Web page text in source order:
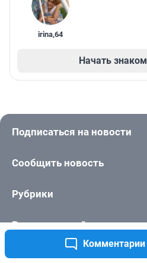
Комментарии
irina,64
Начать
Подписаться на новости
Сообщить новость
Рубрики
Реклама на сайте
Прайс-лист